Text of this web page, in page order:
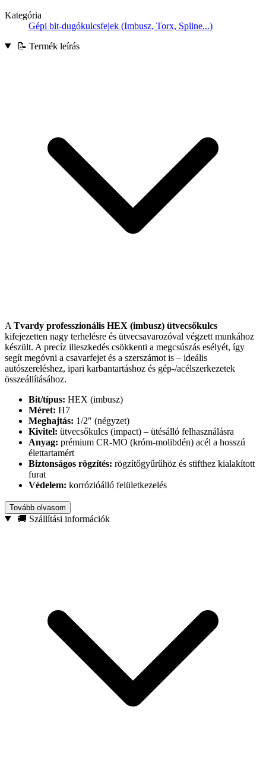
Kategória
Gépi bit-dugókulcsfejek (Imbusz, Torx, Spline...)
📝 Termék leírás
A Tvardy professzionális HEX (imbusz) ütvecsőkulcs
kifejezetten nagy terhelésre és ütvecsavarozóval végzett munkához
készült. A precíz illeszkedés csökkenti a megcsúszás esélyét, így
segít megóvni a csavarfejet és a szerszámot is – ideális
autószereléshez, ipari karbantartáshoz és gép-/acélszerkezetek
összeállításához.
Bit/típus: HEX (imbusz)
Méret: H7
Meghajtás: 1/2″ (négyzet)
Kivitel: ütvecsőkulcs (impact) – ütésálló felhasználásra
Anyag: prémium CR-MO (króm-molibdén) acél a hosszú
élettartamért
Biztonságos rögzítés: rögzítőgyűrűhöz és stifthez kialakított
furat
Védelem: korrózióálló felületkezelés
ACR-MO acélaz ütvecsavarozókhoz tervezett szerszámok
etalonja: jobban tűri a rezgést és a hirtelen nyomatékcsúcsokat, mint
Tovább olvasom
🚚 Szállítási információk